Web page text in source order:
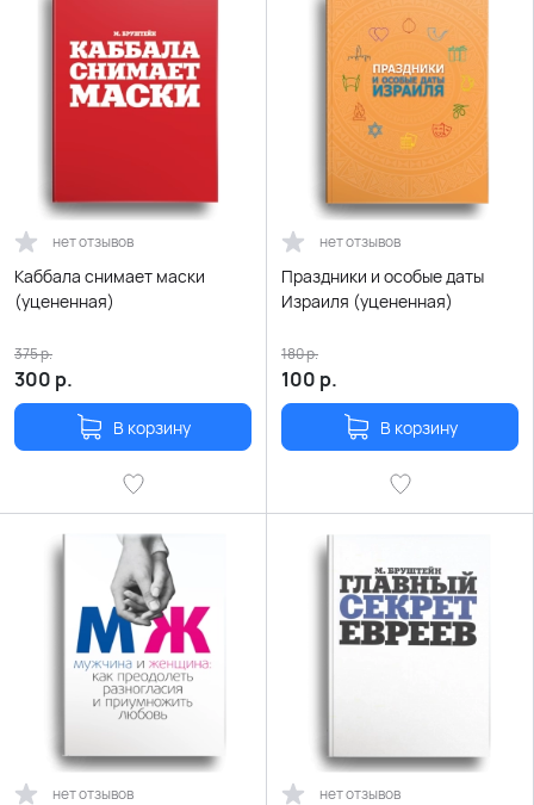
нет отзывов
Каббала снимает маски
(уцененная)
300 р.
375р.
В корзину
нет отзывов
Праздники и особые даты
Израиля (уцененная)
100 р.
180р.
В корзину
нет отзывов нет отзывов